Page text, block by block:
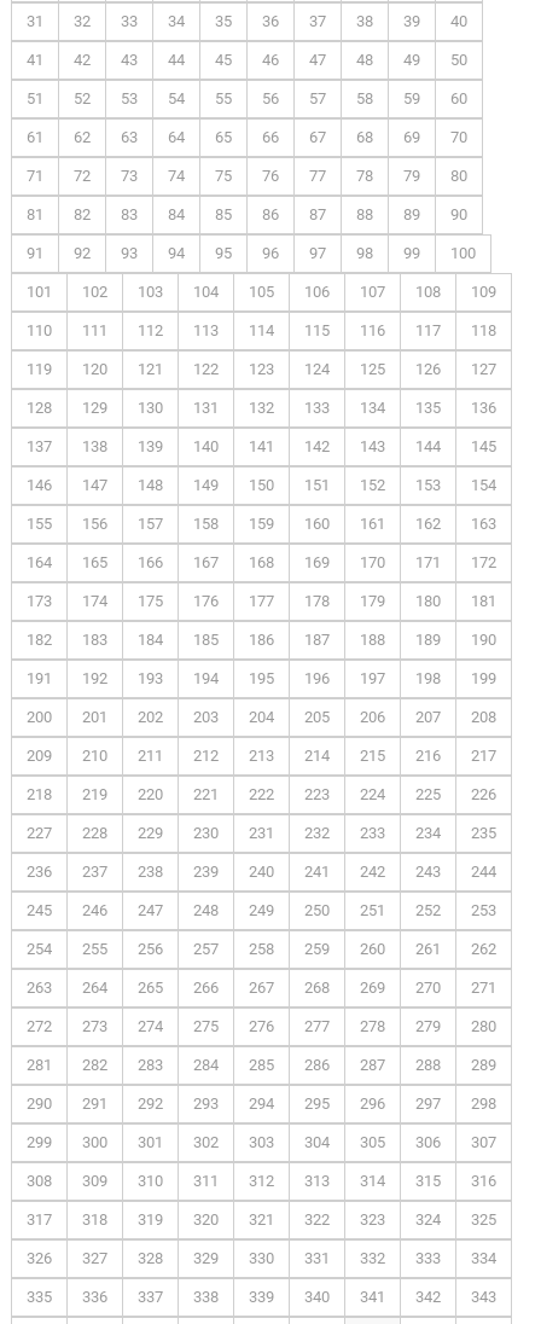
31 32 33 34 35 36 37 38 39 40
41 42 43 44 45 46 47 48 49 50
51 52 53 54 55 56 57 58 59 60
61 62 63 64 65 66 67 68 69 70
71 72 73 74 75 76 77 78 79 80
81 82 83 84 85 86 87 88 89 90
91 92 93 94 95 96 97 98 99 100
101 102 103 104 105 106 107 108 109
110 111 112 113 114 115 116 117 118
119 120 121 122 123 124 125 126 127
128 129 130 131 132 133 134 135 136
137 138 139 140 141 142 143 144 145
146 147 148 149 150 151 152 153 154
155 156 157 158 159 160 161 162 163
164 165 166 167 168 169 170 171 172
173 174 175 176 177 178 179 180 181
182 183 184 185 186 187 188 189 190
191 192 193 194 195 196 197 198 199
200 201 202 203 204 205 206 207 208
209 210 211 212 213 214 215 216 217
218 219 220 221 222 223 224 225 226
227 228 229 230 231 232 233 234 235
236 237 238 239 240 241 242 243 244
245 246 247 248 249 250 251 252 253
254 255 256 257 258 259 260 261 262
263 264 265 266 267 268 269 270 271
272 273 274 275 276 277 278 279 280
281 282 283 284 285 286 287 288 289
290 291 292 293 294 295 296 297 298
299 300 301 302 303 304 305 306 307
308 309 310 311 312 313 314 315 316
317 318 319 320 321 322 323 324 325
326 327 328 329 330 331 332 333 334
335 336 337 338 339 340 341 342 343